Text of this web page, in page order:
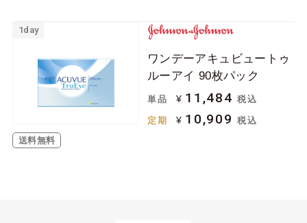
1day
送料無料
ワンデーアキュビュートゥ
ルーアイ 90枚パック
単品 ¥ 11,484 税込
定期 ¥ 10,909 税込